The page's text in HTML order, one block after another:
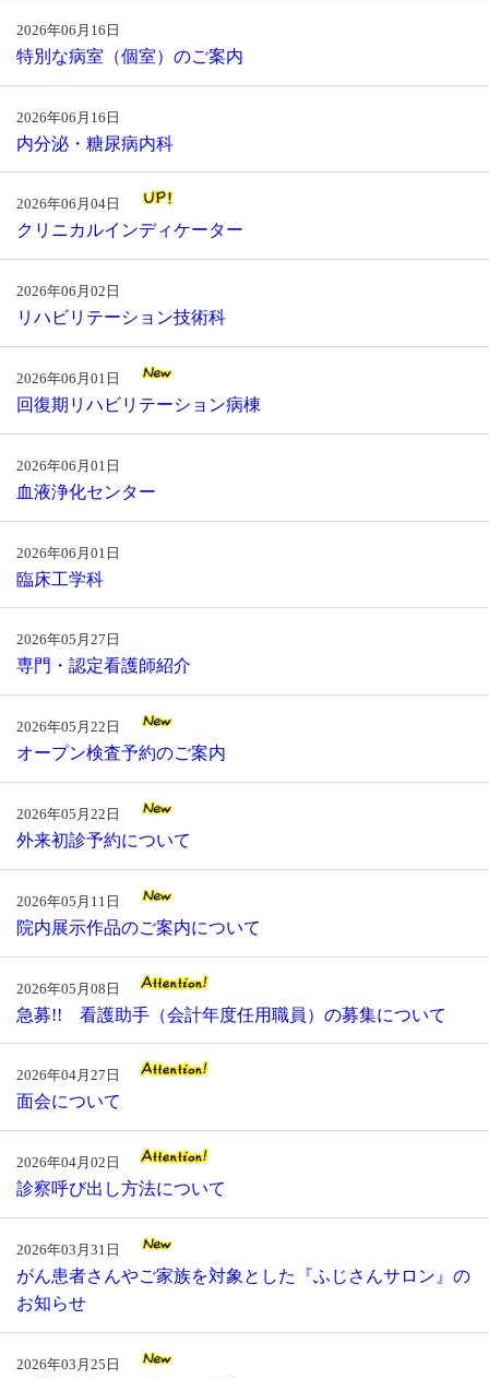
2026年06月16日
特別な病室（個室）のご案内
2026年06月16日
内分泌・糖尿病内科
2026年06月04日
クリニカルインディケーター
2026年06月02日
リハビリテーション技術科
2026年06月01日
回復期リハビリテーション病棟
2026年06月01日
血液浄化センター
2026年06月01日
臨床工学科
2026年05月27日
専門・認定看護師紹介
2026年05月22日
オープン検査予約のご案内
2026年05月22日
外来初診予約について
2026年05月11日
院内展示作品のご案内について
2026年05月08日
急募!! 看護助手（会計年度任用職員）の募集について
2026年04月27日
面会について
2026年04月02日
診察呼び出し方法について
2026年03月31日
がん患者さんやご家族を対象とした『ふじさんサロン』の
お知らせ
2026年03月25日